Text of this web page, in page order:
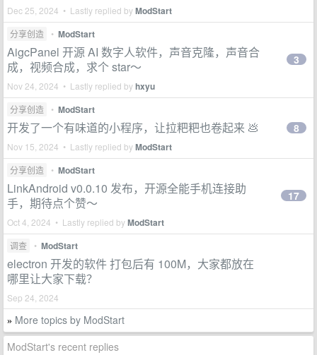
Dec 25, 2024 • Lastly replied byModStart
分享创造 • ModStart
AigcPanel 开源 AI 数字人软件，声音克隆，声音合
成，视频合成，求个 star～
Nov 24, 2024 • Lastly replied byhxyu
3
分享创造 • ModStart
开发了一个有味道的小程序，让拉粑粑也卷起来 💩
Nov 15, 2024 • Lastly replied byModStart
8
分享创造 • ModStart
LinkAndroid v0.0.10 发布，开源全能手机连接助
手，期待点个赞～
Oct 4, 2024 • Lastly replied byModStart
17
调查 • ModStart
electron 开发的软件 打包后有 100M，大家都放在
哪里让大家下载？
Sep 24, 2024
» More topics by ModStart
ModStart's recent replies